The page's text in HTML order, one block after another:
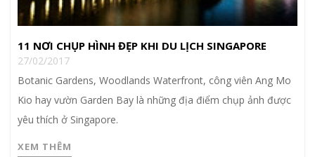
11 NƠI CHỤP HÌNH ĐẸP KHI DU LỊCH SINGAPORE
27/02/2017
Botanic Gardens, Woodlands Waterfront, công viên Ang Mo
Kio hay vườn Garden Bay là những địa điểm chụp ảnh được
yêu thích ở Singapore.
XEM THÊM